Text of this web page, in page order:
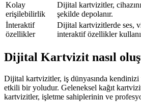
Kolay
erişilebilirlik
Dijital kartvizitler,
şekilde depolanır.
İnteraktif
özellikler
Dijital kartvizitlerde ses,
interaktif özellikler
Dijital Kartvizit nasıl
Dijital kartvizitler, iş dünyasında kendinizi
etkili bir yoludur. Geleneksel kağıt
kartvizitler, işletme sahiplerinin ve